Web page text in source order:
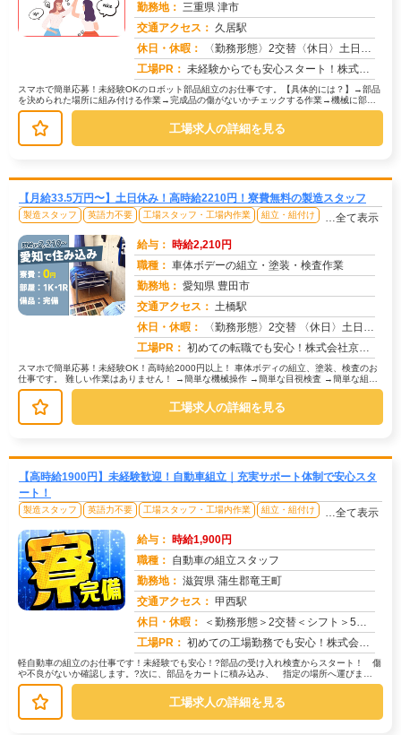
勤務地： 三重県 津市
交通アクセス： 久居駅
休日・休暇：
〈勤務形態〉2交替〈休日〉土日休み※職場カレンダーによる
工場PR： 未経験からでも安心スタート！株式会社京栄センターで新しい一歩を踏み出しませんか？→経験・学歴・スキルは一切不問です...
スマホで簡単応募！未経験OKのロボット部品組立のお仕事です。【具体的には？】→部品
を決められた場所に組み付ける作業→完成品の傷がないかチェックする作業→機械に部品
をセットしてボタンを押すだけの作...
工場求人の詳細を見る
【月給33.5万円〜】土日休み！高時給2210円！寮費無料の製造スタッフ
製造スタッフ 英語力不要 工場スタッフ・工場内作業 組立・組付け …全て表示
給与： 時給2,210円
職種： 車体ボデーの組立・塗装・検査作業
勤務地： 愛知県 豊田市
交通アクセス： 土橋駅
休日・休暇：
〈勤務形態〉2交替 〈休日〉土日休み ※職場カレンダーによる
工場PR： 初めての転職でも安心！株式会社京栄センターで新しい一歩を踏み出してみませんか？ → 専属コーディネーターが就業ま...
スマホで簡単応募！未経験OK！高時給2000円以上！ 車体ボディの組立、塗装、検査のお
仕事です。 難しい作業はありません！ →簡単な機械操作 →簡単な目視検査 →簡単な組立
作業 未経験の方...
工場求人の詳細を見る
【高時給1900円】未経験歓迎！自動車組立｜充実サポート体制で安心スタ
ート！
製造スタッフ 英語力不要 工場スタッフ・工場内作業 組立・組付け …全て表示
給与： 時給1,900円
職種： 自動車の組立スタッフ
勤務地： 滋賀県 蒲生郡竜王町
交通アクセス： 甲西駅
休日・休暇：
＜勤務形態＞2交替＜シフト＞5勤2休＜休日＞工場カレンダーによる/長期休暇/GW /夏季/ 年末年始
工場PR： 初めての工場勤務でも安心！株式会社京栄センターで新しい一歩を踏み出しませんか？→未経験者多数活躍中！先輩たちも最初...
軽自動車の組立のお仕事です！未経験でも安心！?部品の受け入れ検査からスタート！ 傷
や不良がないか確認します。?次に、部品をカートに積み込み、 指定の場所へ運びま
す。?最後は倉庫から必要な部品を探...
工場求人の詳細を見る